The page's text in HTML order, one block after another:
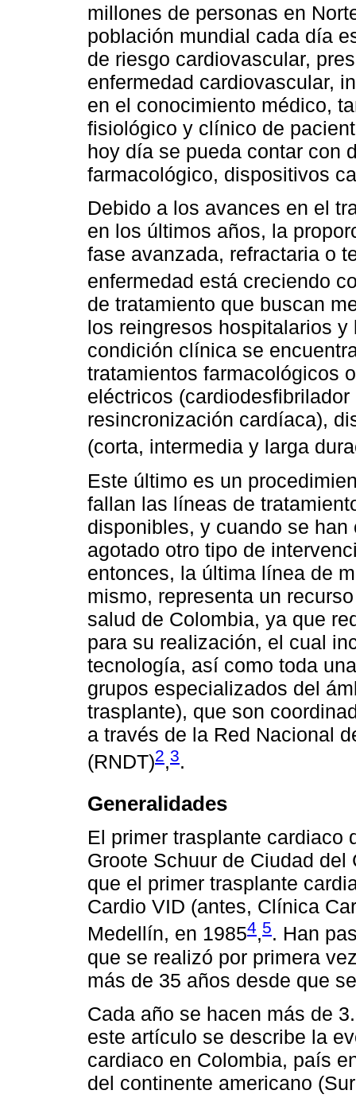
millones de personas en
población mundial cada día
de riesgo cardiovascular,
enfermedad cardiovascular,
en el conocimiento médico,
fisiológico y clínico de
hoy día se pueda contar con
farmacológico, dispositivos
Debido a los avances en el
en los últimos años, la
fase avanzada, refractaria o
enfermedad está creciendo
de tratamiento que buscan
los reingresos hospitalarios
condición clínica se
tratamientos farmacológicos
eléctricos
resincronización cardíaca),
(corta, intermedia y larga
Este último es un
fallan las líneas de
disponibles, y cuando se
agotado otro tipo de
entonces, la última línea de
mismo, representa un
salud de Colombia, ya que
para su realización, el cual
tecnología, así como toda
grupos especializados del
trasplante), que son
a través de la Red Nacional
(RNDT)2,3.
Generalidades
El primer trasplante cardiaco
Groote Schuur de Ciudad
que el primer trasplante
Cardio VID (antes, Clínica
Medellín, en 19854,5. Han
que se realizó por primera
más de 35 años desde que
Cada año se hacen más de
este artículo se describe la
cardiaco en Colombia, país
del continente americano